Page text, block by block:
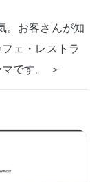
。お客さんが知
ェ・レストラ
です。 ＞